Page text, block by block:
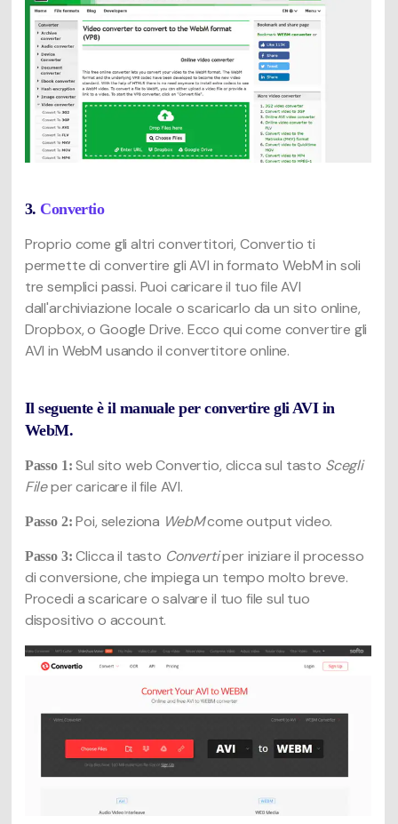
3. Convertio
Proprio come gli altri convertitori, Convertio ti
permette di convertire gli AVI in formato WebM in soli
tre semplici passi. Puoi caricare il tuo file AVI
dall'archiviazione locale o scaricarlo da un sito online,
Dropbox, o Google Drive. Ecco qui come convertire gli
AVI in WebM usando il convertitore online.
Il seguente è il manuale per convertire gli AVI in
WebM.
Passo 1: Sul sito web Convertio, clicca sul tasto Scegli
Fileper caricare il file AVI.
Passo 2: Poi, seleziona WebMcome output video.
Passo 3: Clicca il tasto Convertiper iniziare il processo
di conversione, che impiega un tempo molto breve.
Procedi a scaricare o salvare il tuo file sul tuo
dispositivo o account.